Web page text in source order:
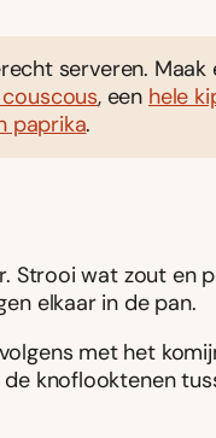
serveren. Maak
, een hele
paprika.
Strooi wat zout en
elkaar in de pan.
met het
knoflooktenen